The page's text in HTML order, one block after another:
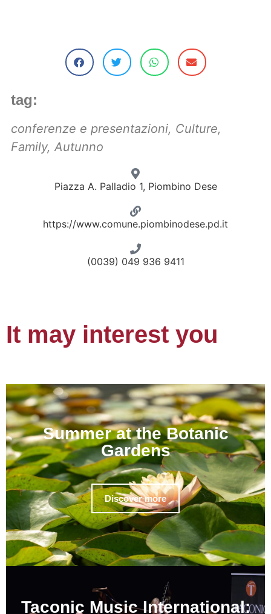
tag:
conferenze e presentazioni, Culture,
Family, Autunno
Piazza A. Palladio 1, Piombino Dese
https://www.comune.piombinodese.pd.it
(0039) 049 936 9411
It may interest you
Summer at the Botanic
Gardens
Discover more
Taconic Music International: